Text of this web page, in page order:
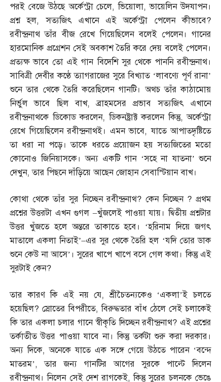
পরই বেজে উঠছে অর্কেস্ট্রা চেলে,ভিয়োলা,ভায়েলিন উদযাপন।
প্রশ্ন হল,সত্যজিৎ এখানে এই অর্কেস্ট্রা পেলেন কীভাবে?
রবীন্দ্রনাথ তাঁর বীজ রেখে গিয়েছিলেন বলেই পেলেন। গানের
হারমোনিক প্রগ্রেশন সেই অবকাশ তৈরি করে দেয় বলেই পেলেন।
প্রত্যক্ষ ভাবে তো এই গান বিদেশি সুর থেকে পাননি রবীন্দ্রনাথ।
সাবিত্রী দেবীর কণ্ঠে ত্যাগরাজের সুরে বিখ্যাত ‘লাবণ্যে পূর্ণ রানা’
শুনে তার থেকে তৈরি করেছিলেন গানটি। অথচ তাঁর কাঠামোয়
নির্ভুল ভাবে ছিল বাখ,ব্রাহমসের প্রভাব সত্যজিৎ এখানে
রবীন্দ্রনাথকে ডিকোড করলেন,ডিকনষ্ট্রাক্ট করলেন কিন্তু,অর্কেস্ট্রা
রেখে গিয়েছিলেন রবীন্দ্রনাথই। এমন ভাবে,যাতে আপাতদৃষ্টিতে
তা ধরা না পড়ে। তাকে ধরতে প্রয়োজন হয় সত্যজিতের মতো
কোনোও জিনিয়াসকে। অন্য একটি গান ‘সহে না যাতনা’ শুনে
দেখুন,তার পিছনে দাঁড়িয়ে আছেন জোহান সেবাস্টিয়ান বাখ।
কোথা থেকে তাঁর সুর নিচ্ছেন রবীন্দ্রনাথ?কেন নিচ্ছেন ?প্রথম
প্রশ্নের উত্তরটা এখন গুগল –খুঁজলেই পাওয়া যায়। দ্বিতীয় প্রশ্নটার
উত্তর খুঁজতে হলে অন্তরে তাকাতে হবে। ‘হরিনাম দিয়ে জগৎ
মাতালে একলা নিতাই’–এর সুর থেকে তৈরি হল ‘যদি তোর ডাক
শুনে কেউ না আসে’। সুরের খাপে খাপে বসে গেল কথা। কিন্তু এই
সুরটাই কেন?
তার কারণ কি এই নয় যে,শ্রীচৈতন্যকেও ‘একলা’ই চলতে
হয়েছিল? স্রোতের বিপরীতে,বিরুদ্ধতার বাঁধ ঠেলে সেই চলাকেই
কি তার একলা চলার গানে স্বীকৃতি দিচ্ছেন রবীন্দ্রনাথ? এই প্রশ্নের
তর্কাতীত উত্তর পাওয়া যাবে না। কিন্তু তর্কটা শুরু করা দরকার।
অন্য দিকে,অনেকে যাতে এক সঙ্গে গেয়ে উঠতে পারেন ‘বন্দে
মাতরম’,তার জন্য গানটির আগের সুরকে পাল্টে দিলেন
রবীন্দ্রনাথ। নিলেন সেই দেশ রাগকেই,কিন্তু সুরের চলনকে ভেঙে